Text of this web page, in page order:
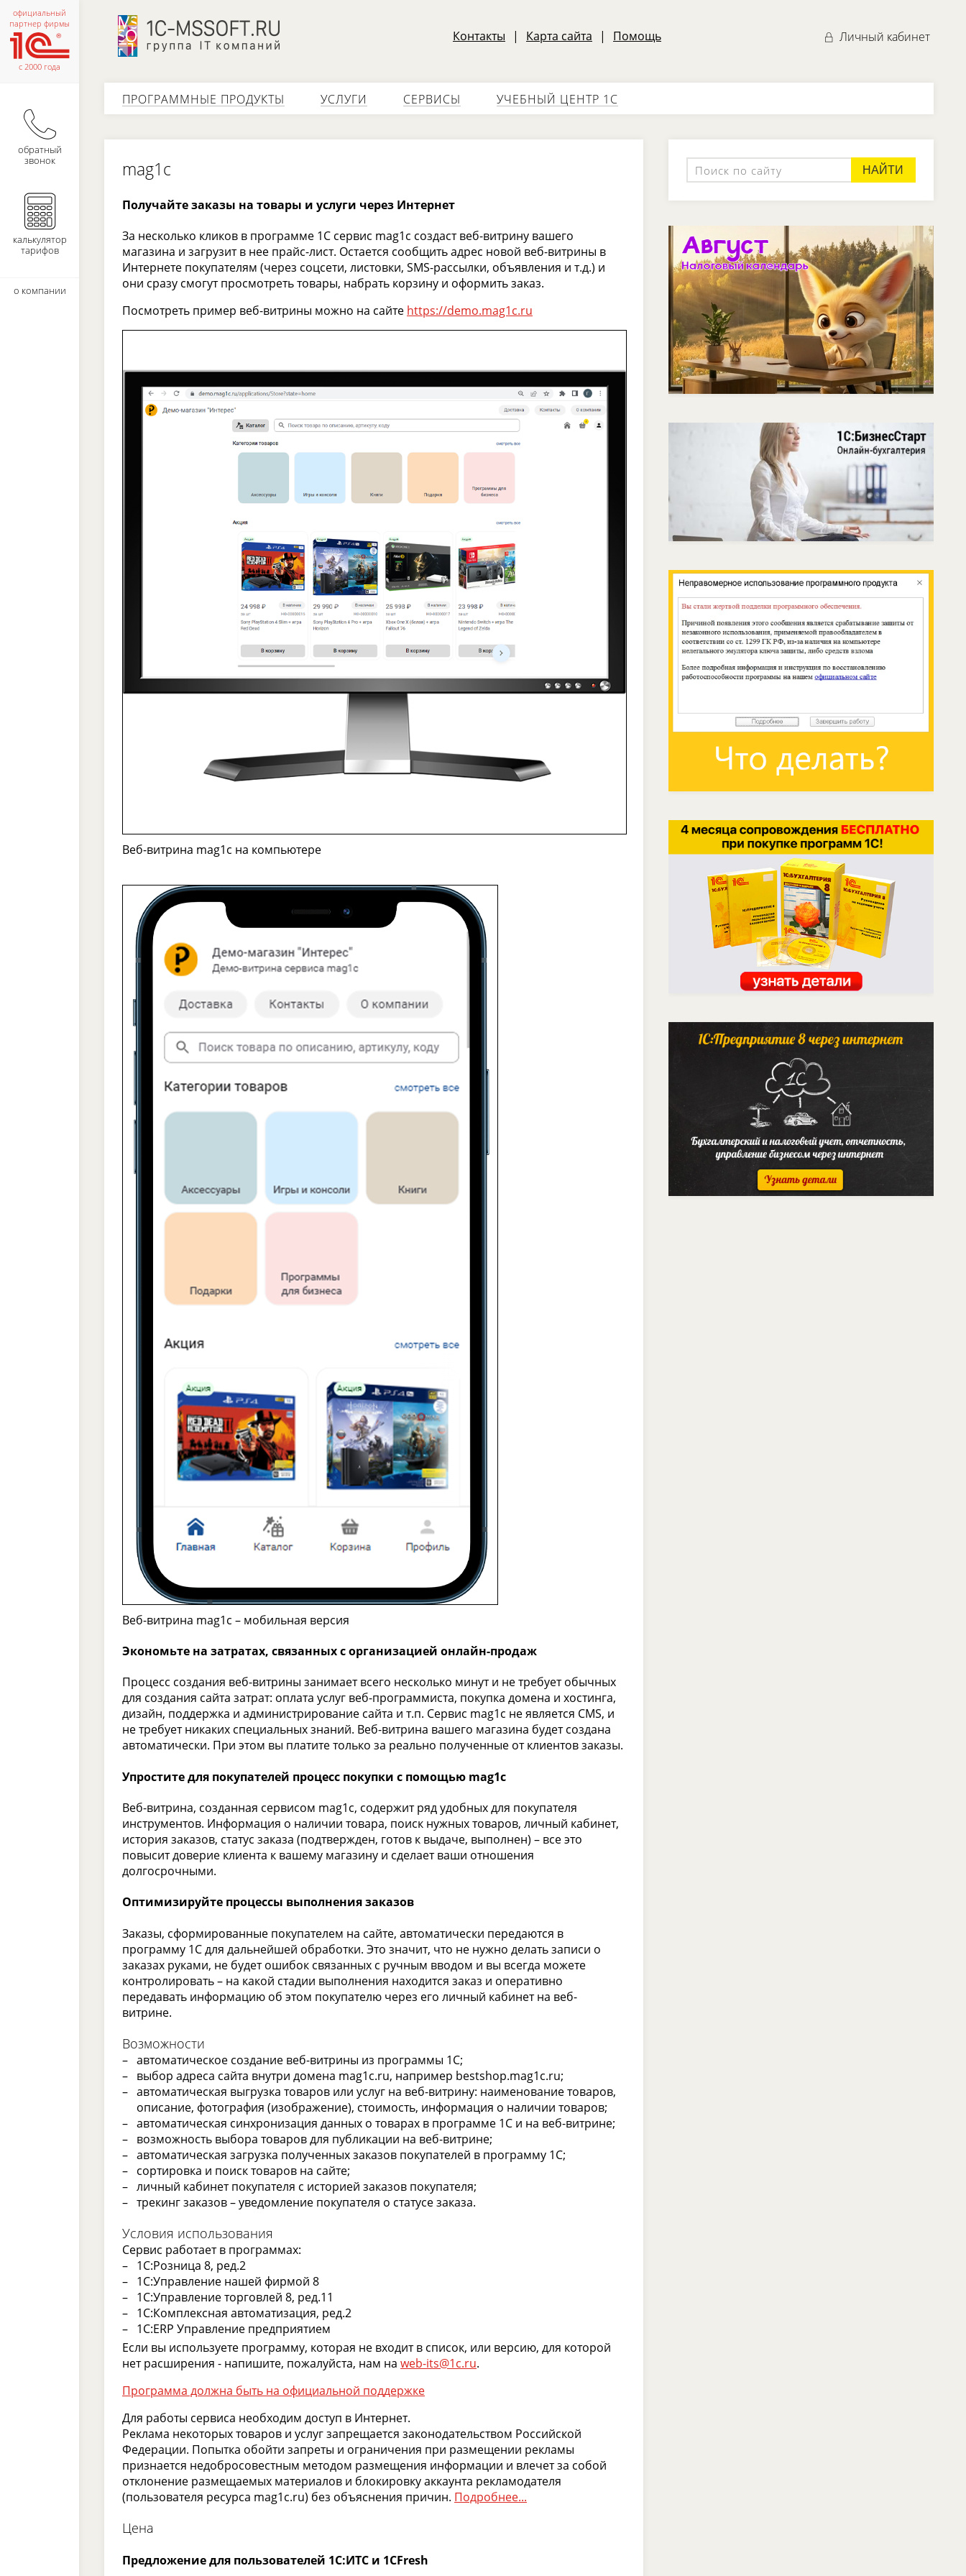
Личный кабинет
Контакты | Карта сайта | Помощь
ПРОГРАММНЫЕ ПРОДУКТЫ УСЛУГИ СЕРВИСЫ УЧЕБНЫЙ ЦЕНТР 1С
mag1c
Получайте заказы на товары и услуги через Интернет
За несколько кликов в программе 1С сервис mag1c создаст веб-витрину вашего
магазина и загрузит в нее прайс-лист. Остается сообщить адрес новой веб-витрины в
Интернете покупателям (через соцсети, листовки, SMS-рассылки, объявления и т.д.) и
они сразу смогут просмотреть товары, набрать корзину и оформить заказ.
Посмотреть пример веб-витрины можно на сайте https://demo.mag1c.ru
Веб-витрина mag1с на компьютере
Веб-витрина mag1с – мобильная версия
Экономьте на затратах, связанных с организацией онлайн-продаж
Процесс создания веб-витрины занимает всего несколько минут и не требует обычных
для создания сайта затрат: оплата услуг веб-программиста, покупка домена и хостинга,
дизайн, поддержка и администрирование сайта и т.п. Сервис mag1c не является CMS, и
не требует никаких специальных знаний. Веб-витрина вашего магазина будет создана
автоматически. При этом вы платите только за реально полученные от клиентов заказы.
Упростите для покупателей процесс покупки с помощью mag1c
Веб-витрина, созданная сервисом mag1c, содержит ряд удобных для покупателя
инструментов. Информация о наличии товара, поиск нужных товаров, личный кабинет,
история заказов, статус заказа (подтвержден, готов к выдаче, выполнен) – все это
повысит доверие клиента к вашему магазину и сделает ваши отношения
долгосрочными.
Оптимизируйте процессы выполнения заказов
Заказы, сформированные покупателем на сайте, автоматически передаются в
программу 1С для дальнейшей обработки. Это значит, что не нужно делать записи о
заказах руками, не будет ошибок связанных с ручным вводом и вы всегда можете
контролировать – на какой стадии выполнения находится заказ и оперативно
передавать информацию об этом покупателю через его личный кабинет на веб-
витрине.
Возможности
автоматическое создание веб-витрины из программы 1С;
выбор адреса сайта внутри домена mag1c.ru, например bestshop.mag1c.ru;
автоматическая выгрузка товаров или услуг на веб-витрину: наименование товаров,
описание, фотография (изображение), стоимость, информация о наличии товаров;
автоматическая синхронизация данных о товарах в программе 1С и на веб-витрине;
возможность выбора товаров для публикации на веб-витрине;
автоматическая загрузка полученных заказов покупателей в программу 1С;
сортировка и поиск товаров на сайте;
личный кабинет покупателя с историей заказов покупателя;
трекинг заказов – уведомление покупателя о статусе заказа.
Условия использования
Сервис работает в программах:
1С:Розница 8, ред.2
1С:Управление нашей фирмой 8
1С:Управление торговлей 8, ред.11
1С:Комплексная автоматизация, ред.2
1С:ERP Управление предприятием
Если вы используете программу, которая не входит в список, или версию, для которой
нет расширения - напишите, пожалуйста, нам на web-its@1c.ru.
Программа должна быть на официальной поддержке
Для работы сервиса необходим доступ в Интернет.
Реклама некоторых товаров и услуг запрещается законодательством Российской
Федерации. Попытка обойти запреты и ограничения при размещении рекламы
признается недобросовестным методом размещения информации и влечет за собой
отклонение размещаемых материалов и блокировку аккаунта рекламодателя
(пользователя ресурса mag1c.ru) без объяснения причин. Подробнее...
Цена
Предложение для пользователей 1С:ИТС и 1СFresh
НАЙТИ
официальный
партнер фирмы
с 2000 года
обратный
звонок
калькулятор
тарифов
о компании